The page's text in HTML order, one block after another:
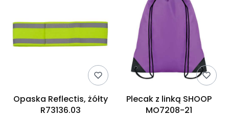
Opaska Reflectis, żółty
R73136.03
Plecak z linką SHOOP
MO7208-21